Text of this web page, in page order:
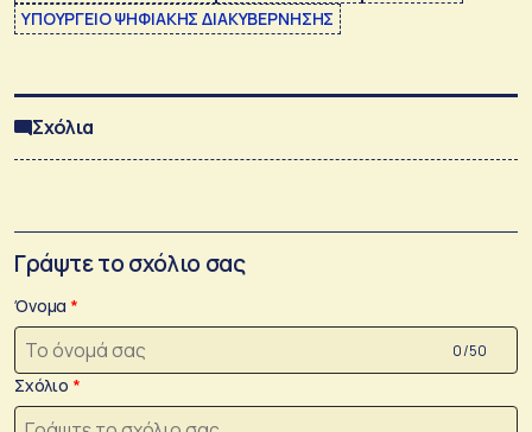
ΥΠΟΥΡΓΕΙΟ ΨΗΦΙΑΚΗΣ ΔΙΑΚΥΒΕΡΝΗΣΗΣ
Σχόλια
Γράψτε το σχόλιο σας
Όνομα
0 /50
Σχόλιο